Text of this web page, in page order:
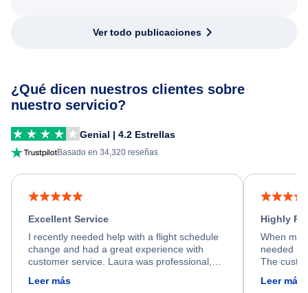
Ver todo publicaciones
¿Qué dicen nuestros clientes sobre
nuestro servicio?
Genial | 4.2 Estrellas
Basado en 34,320 reseñas
Excellent Service
I recently needed help with a flight schedule
change and had a great experience with
customer service. Laura was professional,
friendly, and very helpful throughout the
process. She quickly found a solution and
Leer más
Highly
When my
needed
The
calm,
Leer más